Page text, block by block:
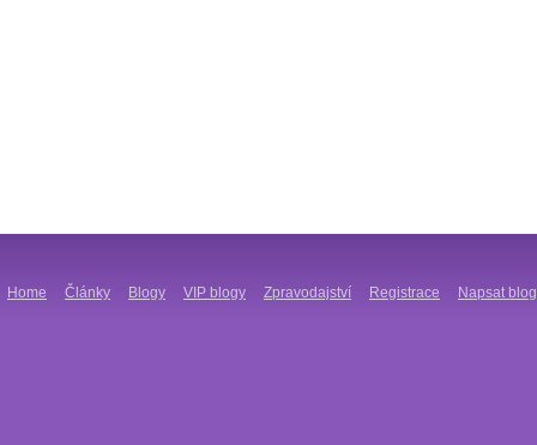
Home Články Blogy VIP blogy Zpravodajství Registrace Napsat blog